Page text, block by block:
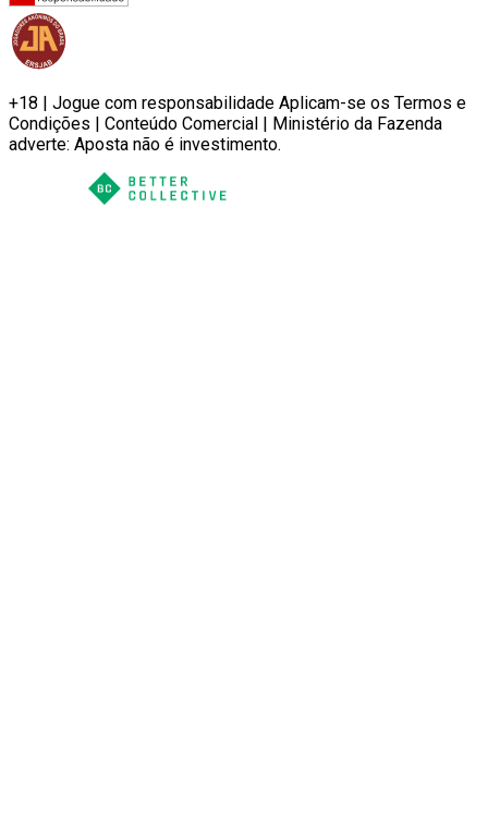
+18 | Jogue com responsabilidade Aplicam-se os Termos e
Condições | Conteúdo Comercial | Ministério da Fazenda
adverte: Aposta não é investimento.